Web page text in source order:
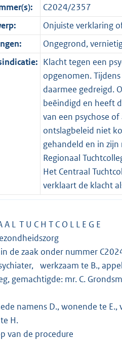
C2024/2357
Onjuiste verklaring
Ongegrond,
Klacht tegen een
opgenomen.
daarmee gedreigd.
beëindigd en heeft
van een psychose
ontslagbeleid niet
gehandeld en in
Regionaal
Het Centraal
verklaart de klacht
A L T U C H T C O L L E G E
in de zaak onder nummer
werkzaam te B.,
mr. C.
namens D., wonende te
H.
van de procedure